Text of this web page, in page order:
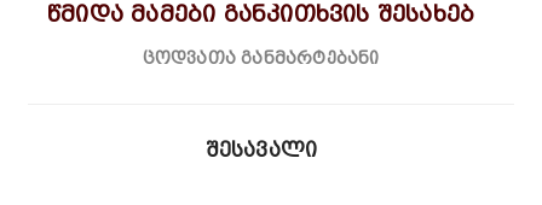
წმიდა მამები განკითხვის შესახებ
ცოდვათა განმარტებანი
შესავალი